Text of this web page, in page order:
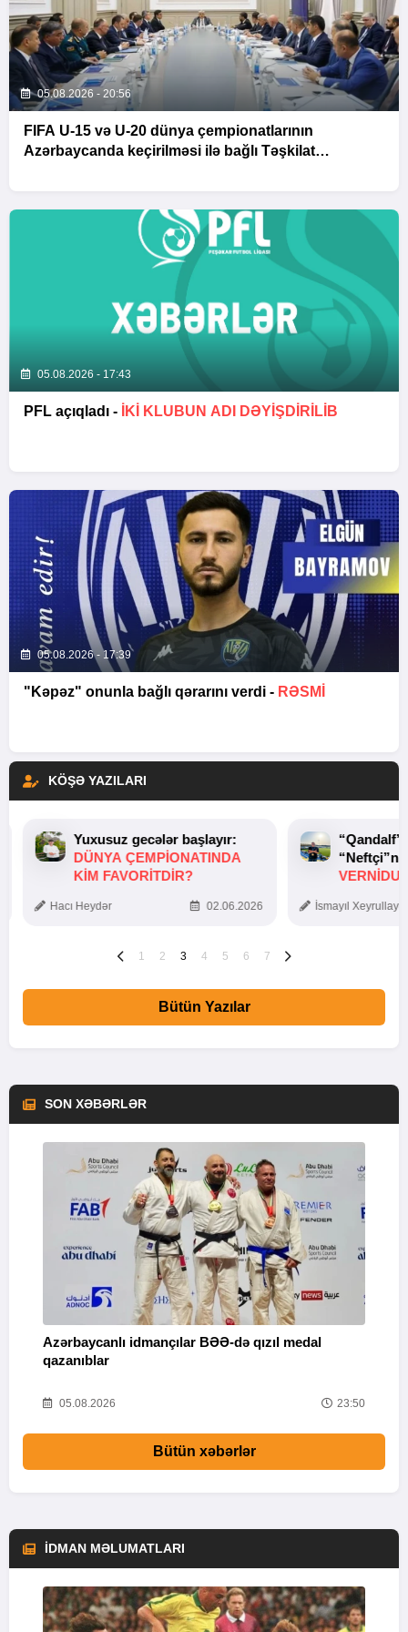
05.08.2026 - 20:56
FIFA U-15 və U-20 dünya çempionatlarının
Azərbaycanda keçirilməsi ilə bağlı Təşkilat
05.08.2026 - 17:43
PFL açıqladı - İKİ KLUBUN ADI DƏYİŞDİRİLİB
05.08.2026 - 17:39
"Kəpəz" onunla bağlı qərarını verdi - RƏSMİ
KÖŞƏ YAZILARI
Yuxusuz gecələr başlayır:
DÜNYA ÇEMPIONATINDA
KIM FAVORITDIR?
Hacı Heydər 02.06.2026 İsmayıl
1 2 3 4 5 6 7
Bütün Yazılar
SON XƏBƏRLƏR
Azərbaycanlı idmançılar BƏƏ-də qızıl medal
qazanıblar
05.08.2026 23:50
Bütün xəbərlər
İDMAN MƏLUMATLARI